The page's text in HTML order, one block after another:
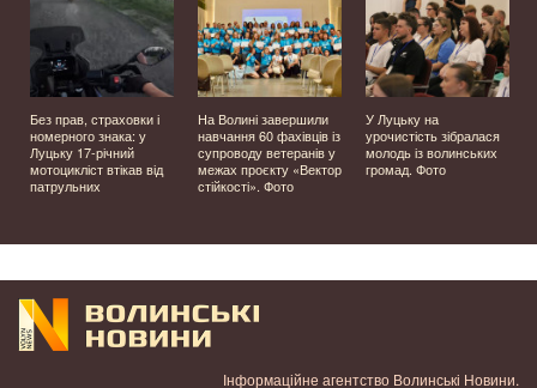
Без прав, страховки і
номерного знака: у
Луцьку 17-річний
мотоцикліст втікав від
патрульних
На Волині завершили
навчання 60 фахівців із
супроводу ветеранів у
межах проєкту «Вектор
стійкості». Фото
У Луцьку на
урочистість зібралася
молодь із волинських
громад. Фото
Інформаційне агентство Волинські Новини.